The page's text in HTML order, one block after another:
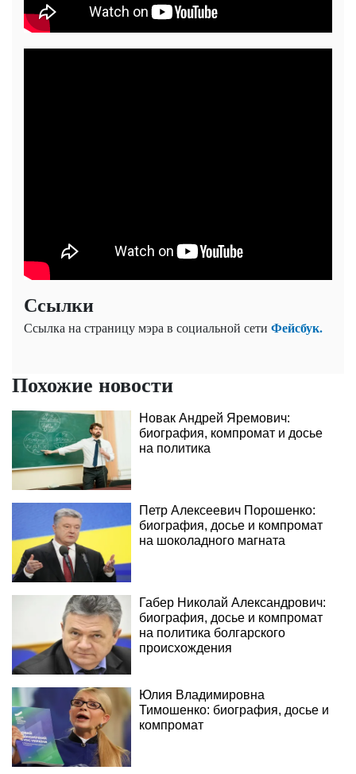
Ссылки
Ссылка на страницу мэра в социальной сети Фейсбук.
Похожие новости
Новак Андрей Яремович:
биография, компромат и досье
на политика
Петр Алексеевич Порошенко:
биография, досье и компромат
на шоколадного магната
Габер Николай Александрович:
биография, досье и компромат
на политика болгарского
происхождения
Юлия Владимировна
Тимошенко: биография, досье и
компромат